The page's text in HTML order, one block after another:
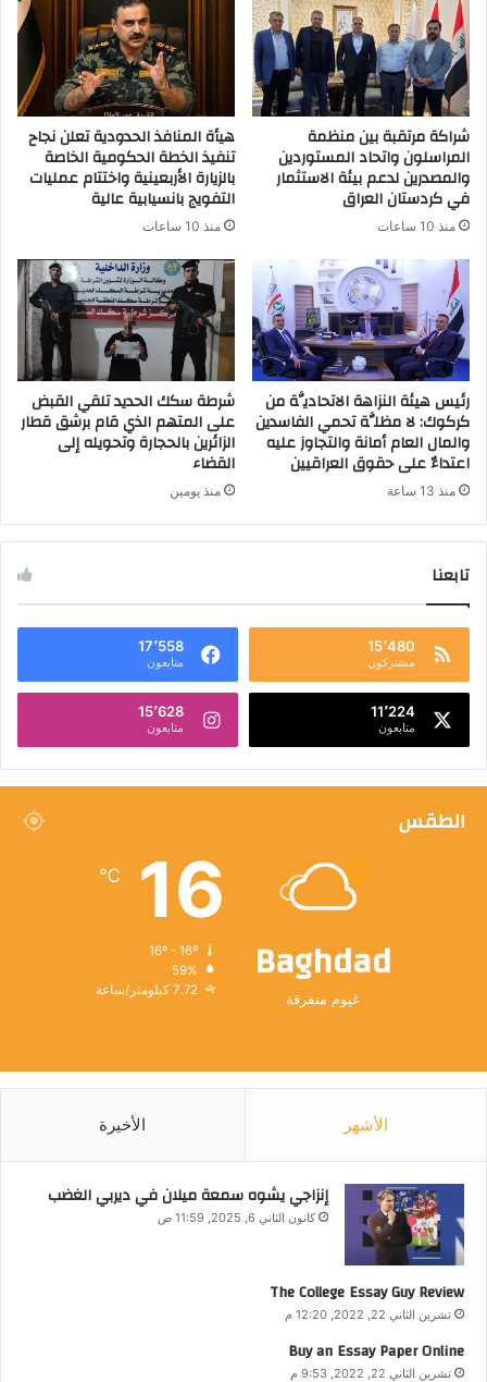
ل
ك
ر
و
ن
ي
شراكة مرتقبة بين منظمة
المراسلون واتحاد المستوردين
والمصدرين لدعم بيئة الاستثمار
في كردستان العراق
منذ 10 ساعات
هيأة المنافذ الحدودية تعلن نجاح
تنفيذ الخطة الحكومية الخاصة
بالزيارة الأربعينية واختتام عمليات
التفويج بانسيابية عالية
منذ 10 ساعات
رئيس هيئة النزاهة الاتحاديَّة من
كركوك: لا مظلَّة تحمي الفاسدين
والمال العام أمانة والتجاوز عليه
اعتداءٌ على حقوق العراقيين
منذ 13 ساعة
شرطة سكك الحديد تلقي القبض
على المتهم الذي قام برشق قطار
الزائرين بالحجارة وتحويله إلى
القضاء
منذ يومين
تابعنا
15٬480
مشتركون
17٬558
متابعون
11٬224
متابعون
15٬628
متابعون
الطقس
Baghdad
غيوم متفرقة
16
℃
59%
7.72 كيلومتر/ساعة
الأشهر الأخيرة
إنزاجي يشوه سمعة ميلان في ديربي الغضب
كانون الثاني 6, 2025, 11:59 ص
The College Essay Guy Review
تشرين الثاني 22, 2022, 12:20 م
Buy an Essay Paper Online
تشرين الثاني 22, 2022, 9:53 م